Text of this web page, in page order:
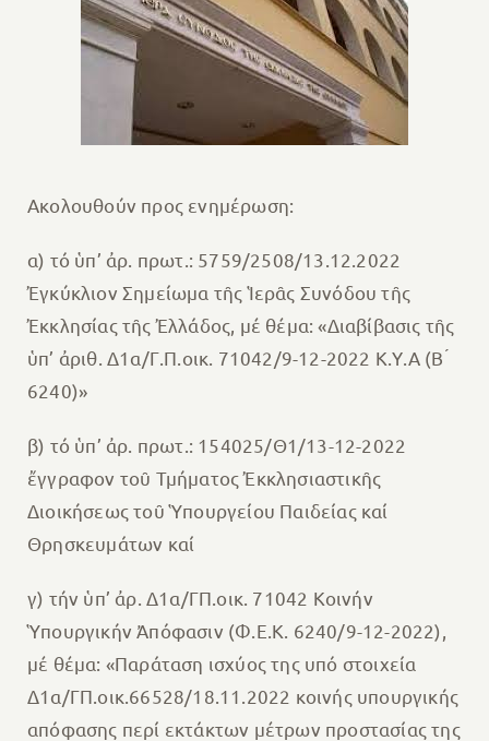
Ακολουθούν προς ενημέρωση:
α) τό ὑπ’ ἀρ. πρωτ.: 5759/2508/13.12.2022
Ἐγκύκλιον Σημείωμα τῆς Ἱερᾶς Συνόδου τῆς
Ἐκκλησίας τῆς Ἐλλάδος, μέ θέμα: «Διαβίβασις τῆς
ὑπ’ ἀριθ. Δ1α/Γ.Π.οικ. 71042/9-12-2022 Κ.Υ.Α (Β ́
6240)»
β) τό ὑπ’ ἀρ. πρωτ.: 154025/Θ1/13-12-2022
ἔγγραφον τοῦ Τμήματος Ἐκκλησιαστικῆς
Διοικήσεως τοῦ Ὑπουργείου Παιδείας καί
Θρησκευμάτων καί
γ) τήν ὑπ’ ἀρ. Δ1α/ΓΠ.οικ. 71042 Κοινήν
Ὑπουργικήν Ἀπόφασιν (Φ.Ε.Κ. 6240/9-12-2022),
μέ θέμα: «Παράταση ισχύος της υπό στοιχεία
Δ1α/ΓΠ.οικ.66528/18.11.2022 κοινής υπουργικής
απόφασης περί εκτάκτων μέτρων προστασίας της